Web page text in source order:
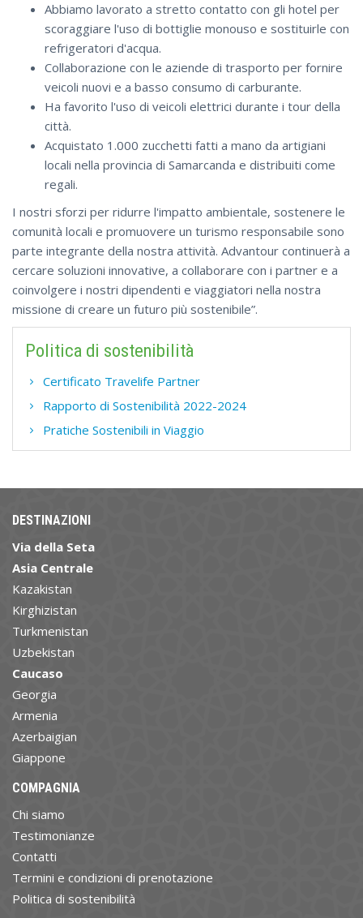
Abbiamo lavorato a stretto contatto con gli hotel per
scoraggiare l'uso di bottiglie monouso e sostituirle con
refrigeratori d'acqua.
Collaborazione con le aziende di trasporto per fornire
veicoli nuovi e a basso consumo di carburante.
Ha favorito l'uso di veicoli elettrici durante i tour della
città.
Acquistato 1.000 zucchetti fatti a mano da artigiani
locali nella provincia di Samarcanda e distribuiti come
regali.
I nostri sforzi per ridurre l'impatto ambientale, sostenere le
comunità locali e promuovere un turismo responsabile sono
parte integrante della nostra attività. Advantour continuerà a
cercare soluzioni innovative, a collaborare con i partner e a
coinvolgere i nostri dipendenti e viaggiatori nella nostra
missione di creare un futuro più sostenibile”.
Politica di sostenibilità
Certificato Travelife Partner
Rapporto di Sostenibilità 2022-2024
Pratiche Sostenibili in Viaggio
DESTINAZIONI
Via della Seta
Asia Centrale
Kazakistan
Kirghizistan
Turkmenistan
Uzbekistan
Caucaso
Georgia
Armenia
Azerbaigian
Giappone
COMPAGNIA
Chi siamo
Testimonianze
Contatti
Termini e condizioni di prenotazione
Politica di sostenibilità